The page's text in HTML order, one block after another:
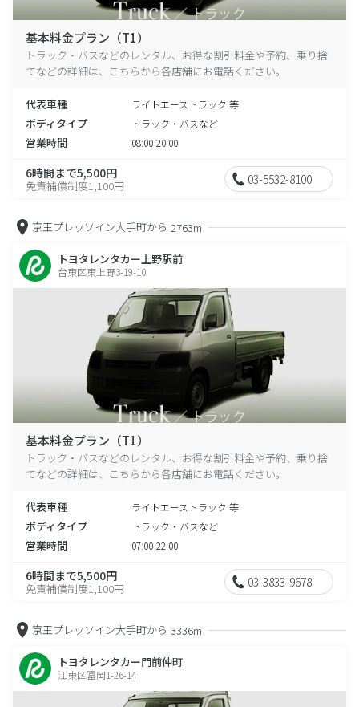
基本料金プラン（T1）
トラック・バスなどのレンタル、お得な割引料金や予約、乗り捨
てなどの詳細は、こちらから各店舗にお電話ください。
代表車種 ライトエーストラック 等
ボディタイプ トラック・バスなど
営業時間 08:00-20:00
6時間まで5,500円
免責補償制度1,100円 03-5532-8100
京王プレッソイン大手町から 2763m
トヨタレンタカー上野駅前
台東区東上野3-19-10
基本料金プラン（T1）
トラック・バスなどのレンタル、お得な割引料金や予約、乗り捨
てなどの詳細は、こちらから各店舗にお電話ください。
代表車種 ライトエーストラック 等
ボディタイプ トラック・バスなど
営業時間 07:00-22:00
6時間まで5,500円
免責補償制度1,100円 03-3833-9678
京王プレッソイン大手町から 3336m
トヨタレンタカー門前仲町
江東区富岡1-26-14